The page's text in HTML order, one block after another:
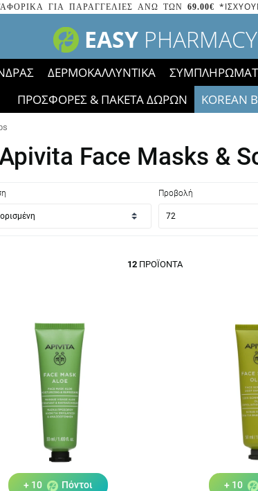
ΓΙΑ ΠΑΡΑΓΓΕΛΙΕΣ ΑΝΩ ΤΩΝ 69.00€
EASY PHARMACY
ΔΕΡΜΟΚΑΛΛΥΝΤΙΚΑ
ΠΡΟΣΦΟΡΕΣ & ΠΑΚΕΤΑ ΔΩΡΩΝ
KOREAN
τα εικονίδια των εκπτώσεων έφυγαν, οι
Face Masks &
Προβολή
12 ΠΡΟΪΌΝΤΑ
+ 10 Πόντοι + 10